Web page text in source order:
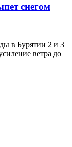
снегом
в Бурятии 2 и 3
ветра до